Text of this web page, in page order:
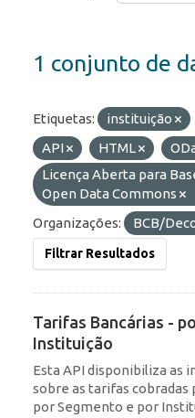
1 conjunto de
Etiquetas: instituição
API
HTML
Licença Aberta para
Open Data Commons
Organizações:
BCB/
Filtrar Resultados
Tarifas Bancárias -
Instituição
Esta API disponibiliza as
sobre as tarifas
por Segmento e por